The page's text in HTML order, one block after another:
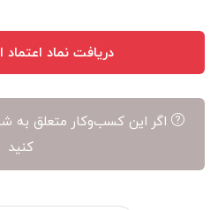
دریافت نماد
اگر این کسب‌وکار متعلق
کنید